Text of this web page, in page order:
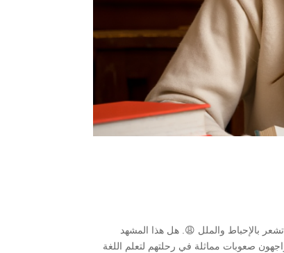
بالإحباط والملل 😩. هل هذا المشهد
وحدك! الكثير من الطلاب الذين تتراوح أعمارهم بين 13 و 17 عامًا يواجهون صعوبات مماثلة في رحلتهم لتعلم اللغة